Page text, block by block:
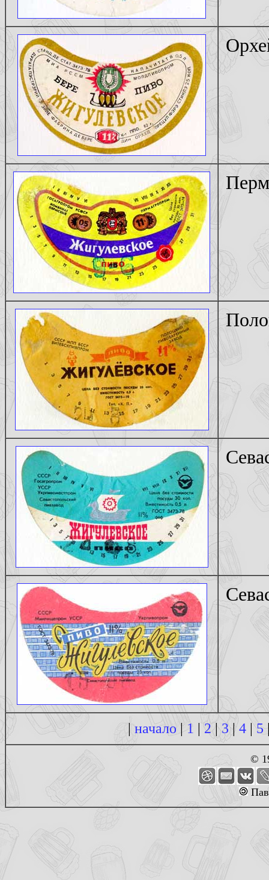
| начало |1 |2 |3|4 | 5
©